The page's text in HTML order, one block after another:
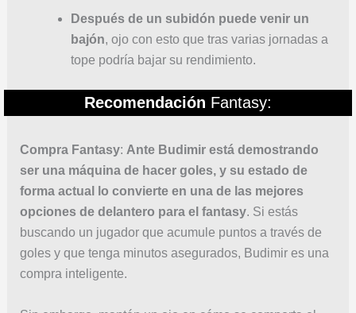
Después de un subidón puede venir un
bajón, ojo con esto que tras varias jornadas a
tope podría bajar su rendimiento.
Recomendación Fantasy:
Compra Fantasy: Ante Budimir está demostrando
ser una máquina de hacer goles, y su estado de
forma actual lo convierte en una de las mejores
opciones de delantero para el fantasy. Si estás
buscando un jugador que acumule puntos a través de
goles y que tenga minutos asegurados, Budimir es una
compra inteligente.